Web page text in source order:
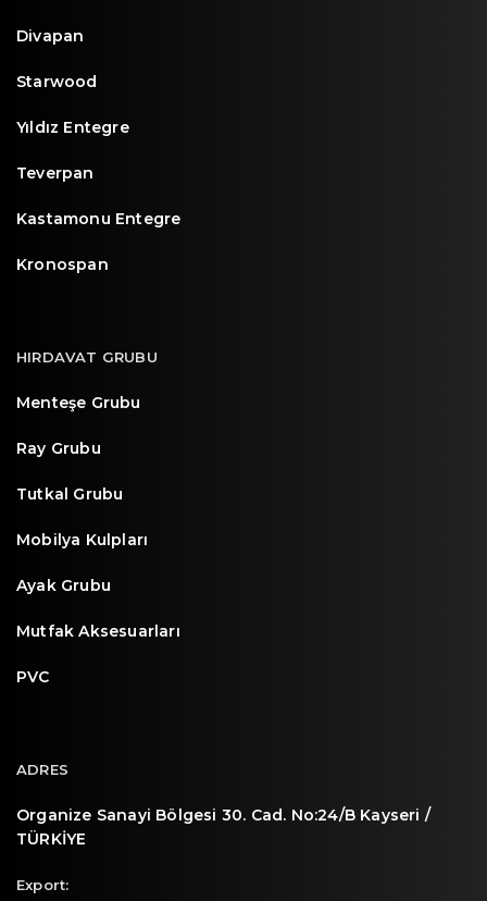
Divapan
Starwood
Yıldız Entegre
Teverpan
Kastamonu Entegre
Kronospan
HIRDAVAT GRUBU
Menteşe Grubu
Ray Grubu
Tutkal Grubu
Mobilya Kulpları
Ayak Grubu
Mutfak Aksesuarları
PVC
ADRES
Organize Sanayi Bölgesi 30. Cad. No:24/B Kayseri /
TÜRKİYE
Export: